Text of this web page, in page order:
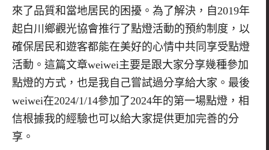
來了品質和當地居民的困擾。為了解決，自2019年
起白川鄉觀光協會推行了點燈活動的預約制度，以
確保居民和遊客都能在美好的心情中共同享受點燈
活動。這篇文章weiwei主要是跟大家分享幾種參加
點燈的方式，也是我自己嘗試過分享給大家。最後
weiwei在2024/1/14參加了2024年的第一場點燈，相
信根據我的經驗也可以給大家提供更加完善的分
享。